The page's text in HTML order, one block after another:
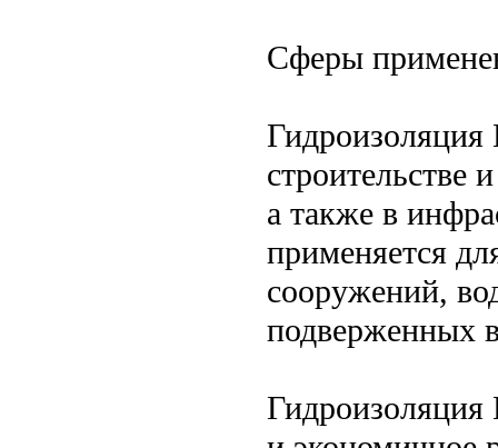
Сферы
строительстве
а также в
применяется
сооружений,
подверженных
Гидроизоляция